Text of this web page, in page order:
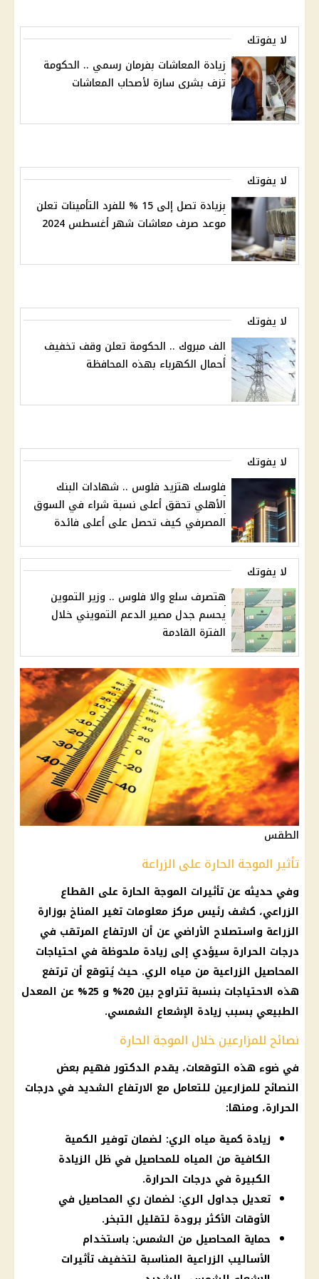
لا يفوتك
زيادة المعاشات بفرمان رسمي .. الحكومة
تزف بشرى سارة لأصحاب المعاشات
لا يفوتك
بزيادة تصل إلى 15 % للفرد التأمينات تعلن
موعد صرف معاشات شهر أغسطس 2024
لا يفوتك
الف مبروك .. الحكومة تعلن وقف تخفيف
أحمال الكهرباء بهذه المحافظة
لا يفوتك
فلوسك هتزيد فلوس .. شهادات البنك
الأهلي تحقق أعلى نسبة شراء في السوق
المصرفي كيف تحصل على أعلى فائدة
لا يفوتك
هتصرف سلع والا فلوس .. وزير التموين
يحسم جدل مصير الدعم التمويني خلال
الفترة القادمة
الطقس
تأثير الموجة الحارة على الزراعة
وفي حديثه عن تأثيرات الموجة الحارة على القطاع
الزراعي، كشف رئيس مركز معلومات تغير المناخ بوزارة
الزراعة واستصلاح الأراضي عن أن الارتفاع المرتقب في
درجات الحرارة سيؤدي إلى زيادة ملحوظة في احتياجات
المحاصيل الزراعية من مياه الري. حيث يُتوقع أن ترتفع
هذه الاحتياجات بنسبة تتراوح بين 20% و 25% عن المعدل
الطبيعي بسبب زيادة الإشعاع الشمسي.
نصائح للمزارعين خلال الموجة الحارة
في ضوء هذه التوقعات، يقدم الدكتور فهيم بعض
النصائح للمزارعين للتعامل مع الارتفاع الشديد في درجات
الحرارة، ومنها:
زيادة كمية مياه الري: لضمان توفير الكمية
الكافية من المياه للمحاصيل في ظل الزيادة
الكبيرة في درجات الحرارة.
تعديل جداول الري: لضمان ري المحاصيل في
الأوقات الأكثر برودة لتقليل التبخر.
حماية المحاصيل من الشمس: باستخدام
الأساليب الزراعية المناسبة لتخفيف تأثيرات